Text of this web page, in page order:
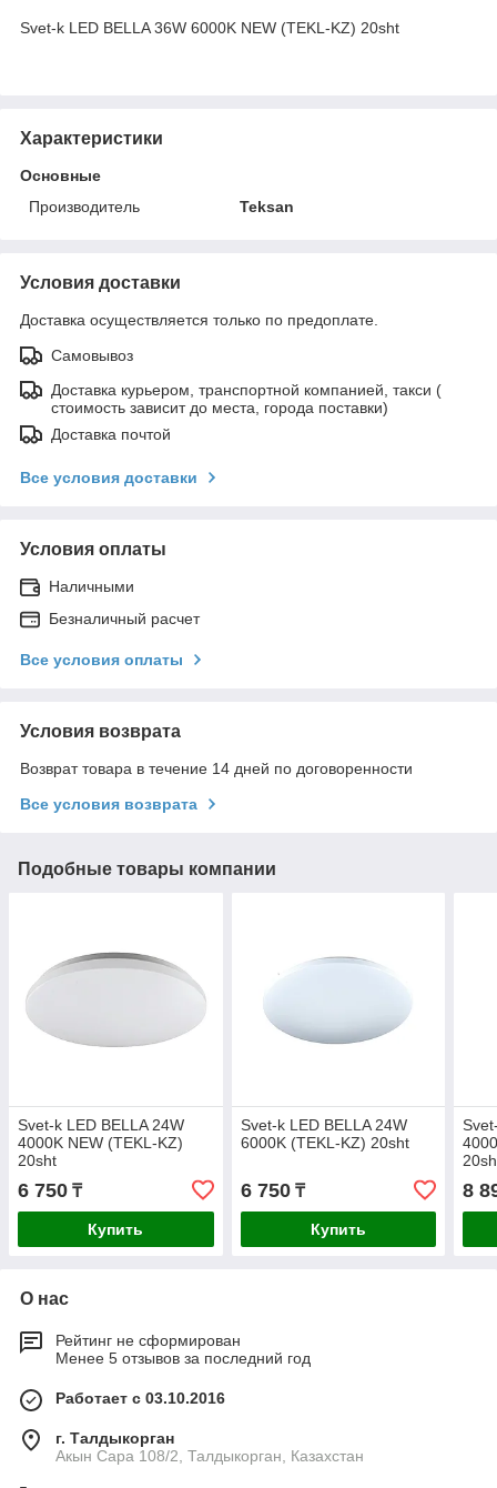
Svet-k LED BELLA 36W 6000K NEW (TEKL-KZ) 20sht
Характеристики
Основные
Производитель
Teksan
Условия доставки
Доставка осуществляется только по предоплате.
Самовывоз
Доставка курьером, транспортной компанией, такси (
стоимость зависит до места, города поставки)
Доставка почтой
Все условия доставки
Условия оплаты
Наличными
Безналичный расчет
Все условия оплаты
Условия возврата
Возврат товара в течение 14 дней по договоренности
Все условия возврата
Подобные товары компании
Svet-k LED BELLA 24W
4000K NEW (TEKL-KZ)
20sht
6 750 ₸
Купить
Svet-k LED BELLA 24W
6000K (TEKL-KZ) 20sht
6 750₸
Купить
8
О нас
Рейтинг не сформирован
Менее 5 отзывов за последний год
Работает с 03.10.2016
г. Талдыкорган
Акын Сара 108/2, Талдыкорган, Казахстан